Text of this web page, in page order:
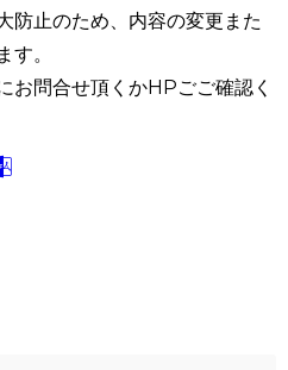
防止のため、内容の変更また
す。
お問合せ頂くかHPごご確認く